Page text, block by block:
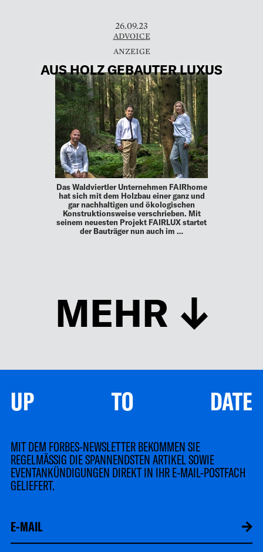
26.09.23
ADVOICE
AUS HOLZ GEBAUTER LUXUS
Das Waldviertler Unternehmen FAIRhome
hat sich mit dem Holzbau einer ganz und
gar nachhaltigen und ökologischen
Konstruktionsweise verschrieben. Mit
seinem neuesten Projekt FAIRLUX startet
der Bauträger nun auch im …
MEHR
UP TO DATE
MIT DEM FORBES-NEWSLETTER BEKOMMEN SIE
REGELMÄSSIG DIE SPANNENDSTEN ARTIKEL SOWIE
EVENTANKÜNDIGUNGEN DIREKT IN IHR E-MAIL-POSTFACH
GELIEFERT.